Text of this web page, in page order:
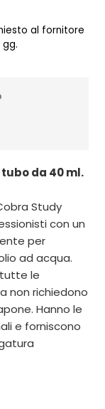
al fornitore
da 40 ml.
Study
con un
per
ad acqua.
le
non richiedono
Hanno le
e forniscono